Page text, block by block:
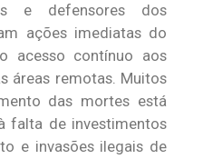
e defensores dos
ações imediatas do
acesso contínuo aos
áreas remotas. Muitos
das mortes está
falta de investimentos
e invasões ilegais de